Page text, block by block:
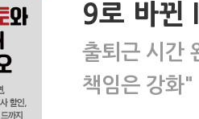
9로 바뀐
출퇴근 시간
책임은 강화"